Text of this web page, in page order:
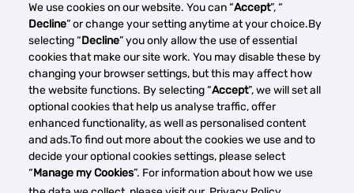
We use cookies on our website. You can “Accept”, “
Decline” or change your setting anytime at your choice.By
selecting “Decline” you only allow the use of essential
cookies that make our site work. You may disable these by
changing your browser settings, but this may affect how
the website functions. By selecting “Accept”, we will set all
optional cookies that help us analyse traffic, offer
enhanced functionality, as well as personalised content
and ads.To find out more about the cookies we use and to
decide your optional cookies settings, please select
“Manage my Cookies”. For information about how we use
Auto Groep Hyundai I10
Verhuur
Auto Groep Opel Corsa Verhuur
Auto Groep Opel Astra Verhuur
Auto Groep Seat Arona Verhuur
Auto Groep Nissan Qashqai
Verhuur
Andere autoverhuurmarkten